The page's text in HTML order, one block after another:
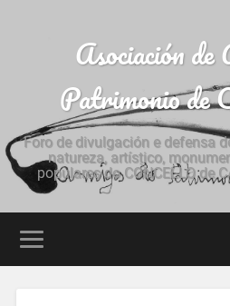
Asociación de
Patrimonio de
Foro de divulgación e defensa
natureza, artístico,
populares do CONCELLO de